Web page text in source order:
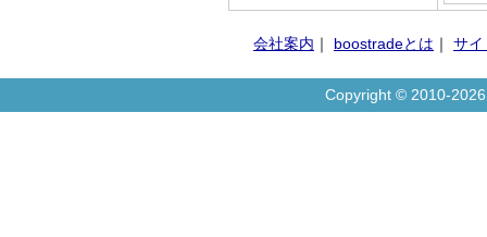
会社案内 ｜ boostradeとは ｜ サイ
Copyright © 2010-